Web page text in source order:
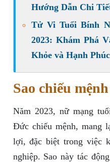
Hướng Dẫn Chi
Tử Vi Tuổi Bính
2023: Khám Phá
Khỏe và Hạnh Phúc
Sao chiếu
Năm 2023, nữ mạng
Đức chiếu mệnh, mang
lợi, đặc biệt trong việc
nghiệp. Sao này tác